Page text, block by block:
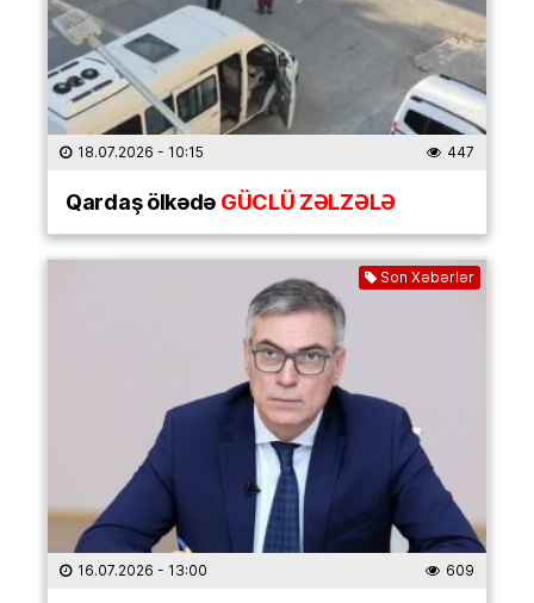
18.07.2026 - 10:15 447
Qardaş ölkədəGÜCLÜ ZƏLZƏLƏ
Son Xəbərlər
16.07.2026 - 13:00 609